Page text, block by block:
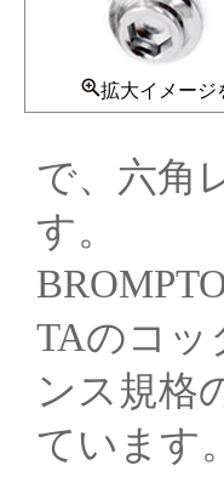
拡大イメージ
で、六角
す。
TAのコッ
ンス規格
ています。